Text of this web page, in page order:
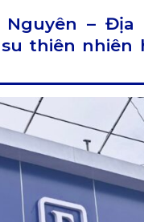
Nguyên – Địa
thiên nhiên